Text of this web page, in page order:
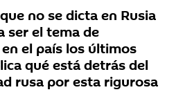
no se dicta en Rusia
ser el tema de
el país los últimos
qué está detrás del
rusa por esta rigurosa